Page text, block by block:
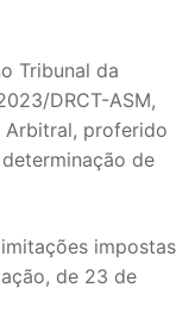
Tribunal da
DRCT-ASM,
Arbitral, proferido
de
impostas
de 23 de